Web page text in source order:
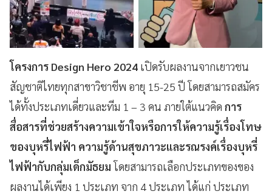
โครงการ Design Hero 2024 เปิดรับผลงานจากเยาวชน
สัญชาติไทยทุกสาขาวิชาชีพ อายุ 15-25 ปี โดยสามารถสมัคร
ได้ทั้งประเภทเดี่ยวและทีม 1 – 3 คน ภายใต้แนวคิด การ
สื่อสารที่ช่วยสร้างความเข้าใจหรือการให้ความรู้เรื่องโทษ
ของบุหรี่ไฟฟ้า ความรู้ด้านสุขภาวะและรณรงค์เรื่องบุหรี่
ไฟฟ้ากับกลุ่มเด็กมัธยมโดยสามารถเลือกประเภทของของ
ผลงานได้เพียง 1 ประเภท จาก 4 ประเภท ได้แก่ ประเภท